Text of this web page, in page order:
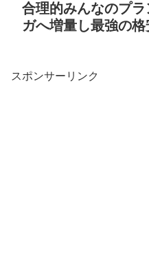
合理的みんなのプ
ガへ増量し最強の格
スポンサーリンク